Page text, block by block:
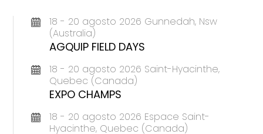
18 - 20 agosto 2026 Gunnedah, Nsw
(Australia)
AGQUIP FIELD DAYS
18 - 20 agosto 2026 Saint-Hyacinthe,
Quebec (Canada)
EXPO CHAMPS
18 - 20 agosto 2026 Espace Saint-
Hyacinthe, Quebec (Canada)